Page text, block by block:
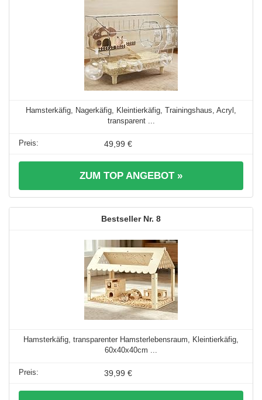
Hamsterkäfig, Nagerkäfig, Kleintierkäfig, Trainingshaus, Acryl,
transparent ...
49,99 €
ZUM TOP ANGEBOT »
8
Hamsterkäfig, transparenter Hamsterlebensraum, Kleintierkäfig,
60x40x40cm ...
39,99 €